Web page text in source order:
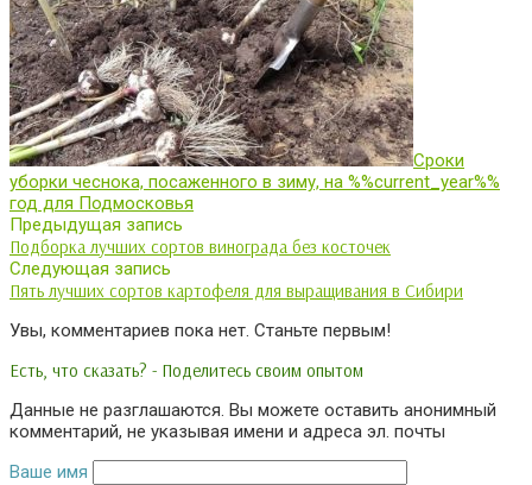
Сроки
уборки чеснока, посаженного в зиму, на %%current_year%%
год для Подмосковья
Предыдущая запись
Подборка лучших сортов винограда без косточек
Следующая запись
Пять лучших сортов картофеля для выращивания в Сибири
Увы, комментариев пока нет. Станьте первым!
Есть, что сказать? - Поделитесь своим опытом
Данные не разглашаются. Вы можете оставить анонимный
комментарий, не указывая имени и адреса эл. почты
Ваше имя